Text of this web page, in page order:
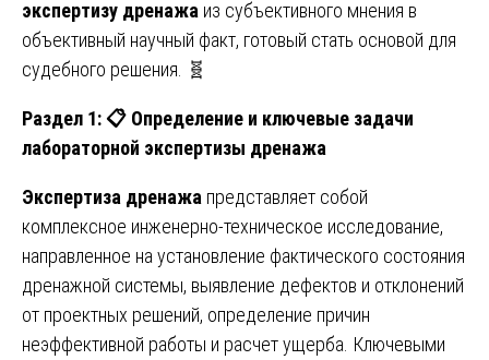
экспертизу дренажа из субъективного мнения в
объективный научный факт, готовый стать основой для
судебного решения. 🧬
Раздел 1:📋 Определение и ключевые задачи
лабораторной экспертизы дренажа
Экспертиза дренажа представляет собой
комплексное инженерно-техническое исследование,
направленное на установление фактического состояния
дренажной системы, выявление дефектов и отклонений
от проектных решений, определение причин
неэффективной работы и расчет ущерба. Ключевыми